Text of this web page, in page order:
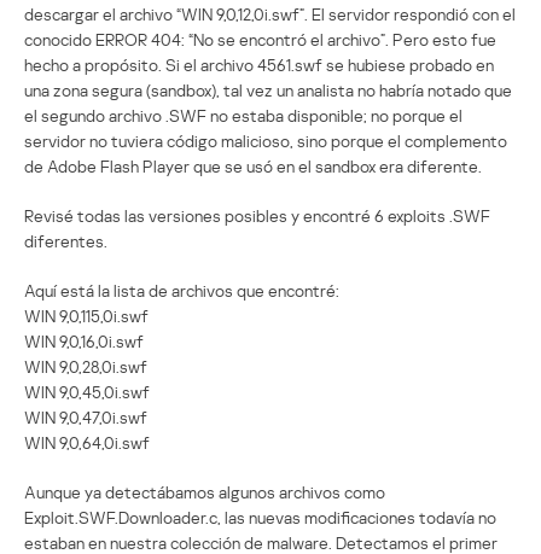
descargar el archivo “WIN 9,0,12,0i.swf”. El servidor respondió con el
conocido ERROR 404: “No se encontró el archivo”. Pero esto fue
hecho a propósito. Si el archivo 4561.swf se hubiese probado en
una zona segura (sandbox), tal vez un analista no habría notado que
el segundo archivo .SWF no estaba disponible; no porque el
servidor no tuviera código malicioso, sino porque el complemento
de Adobe Flash Player que se usó en el sandbox era diferente.
Revisé todas las versiones posibles y encontré 6 exploits .SWF
diferentes.
Aquí está la lista de archivos que encontré:
WIN 9,0,115,0i.swf
WIN 9,0,16,0i.swf
WIN 9,0,28,0i.swf
WIN 9,0,45,0i.swf
WIN 9,0,47,0i.swf
WIN 9,0,64,0i.swf
Aunque ya detectábamos algunos archivos como
Exploit.SWF.Downloader.c, las nuevas modificaciones todavía no
estaban en nuestra colección de malware. Detectamos el primer